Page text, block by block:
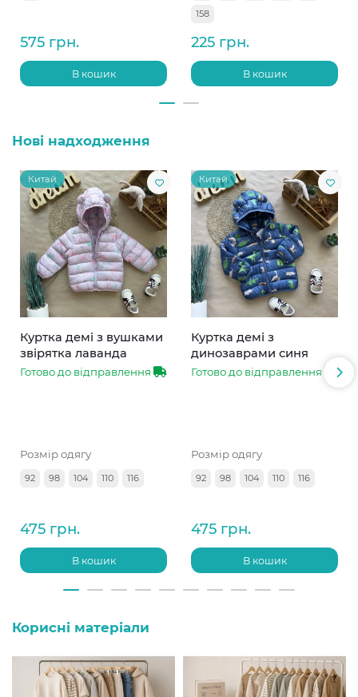
575 грн.
В кошик
158
225 грн.
В кошик
Нові надходження
Китай
Куртка демі з вушками
звірятка лаванда
Готово до відправлення
Розмір одягу
92 98 104 110 116
475 грн.
В кошик
Китай
Куртка демі з
динозаврами синя
Готово до відправлення
Розмір одягу
92 98 104 110 116
475 грн.
В кошик
Корисні матеріали